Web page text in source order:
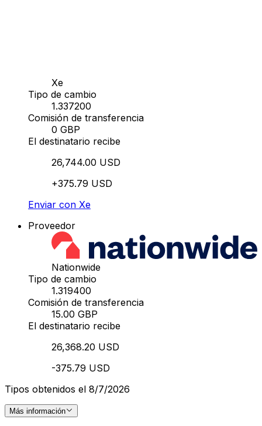
Xe
Tipo de cambio
1.337200
Comisión de transferencia
0 GBP
El destinatario recibe
26,744.00 USD
+375.79 USD
Enviar con Xe
Proveedor
Nationwide
Tipo de cambio
1.319400
Comisión de transferencia
15.00 GBP
El destinatario recibe
26,368.20 USD
-375.79 USD
Tipos obtenidos el 8/7/2026
Más información